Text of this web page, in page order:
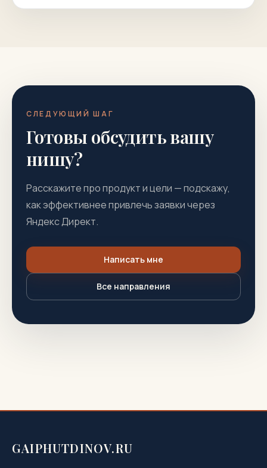
СЛЕДУЮЩИЙ ШАГ
Готовы обсудить вашу
нишу?
Расскажите про продукт и цели — подскажу,
как эффективнее привлечь заявки через
Яндекс Директ.
Написать мне
Все направления
GAIPHUTDINOV.RU